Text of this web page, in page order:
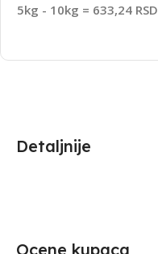
5kg - 10kg = 633,24 RSD
Detaljnije
Ocene kupaca